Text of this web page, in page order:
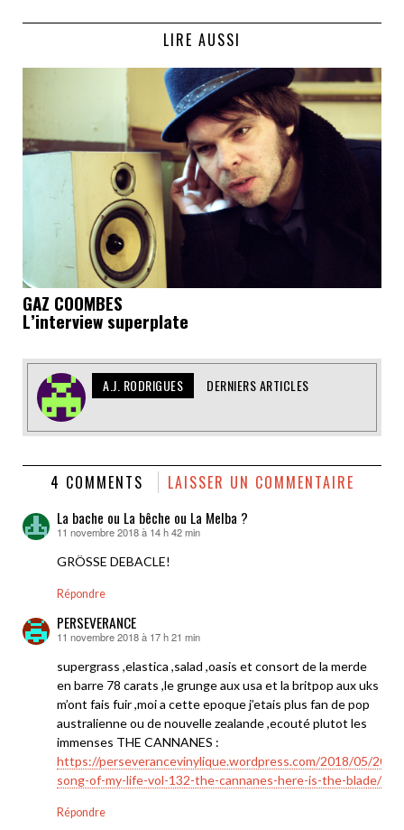
LIRE AUSSI
GAZ COOMBES
L’interview superplate
A.J. RODRIGUES DERNIERS ARTICLES
4 COMMENTS LAISSER UN COMMENTAIRE
La bache ou La bêche ou La Melba ?
dit :
11 novembre 2018 à 14 h 42 min
GRÖSSE DEBACLE!
Répondre
PERSEVERANCE
dit :
11 novembre 2018 à 17 h 21 min
supergrass ,elastica ,salad ,oasis et consort de la merde
en barre 78 carats ,le grunge aux usa et la britpop aux uks
m’ont fais fuir ,moi a cette epoque j’etais plus fan de pop
australienne ou de nouvelle zealande ,ecouté plutot les
immenses THE CANNANES :
https://perseverancevinylique.wordpress.com/2018/05/20/
song-of-my-life-vol-132-the-cannanes-here-is-the-blade/
Répondre